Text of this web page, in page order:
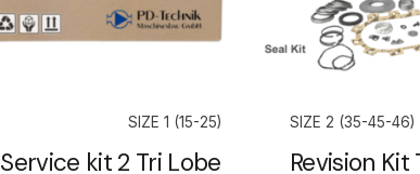
SIZE 2 (35-45-46)
Revision Kit
SIZE 1 (15-25)
Service kit 2 Tri Lobe